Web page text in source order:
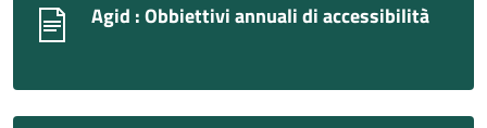
Agid : Obbiettivi annuali di accessibilità